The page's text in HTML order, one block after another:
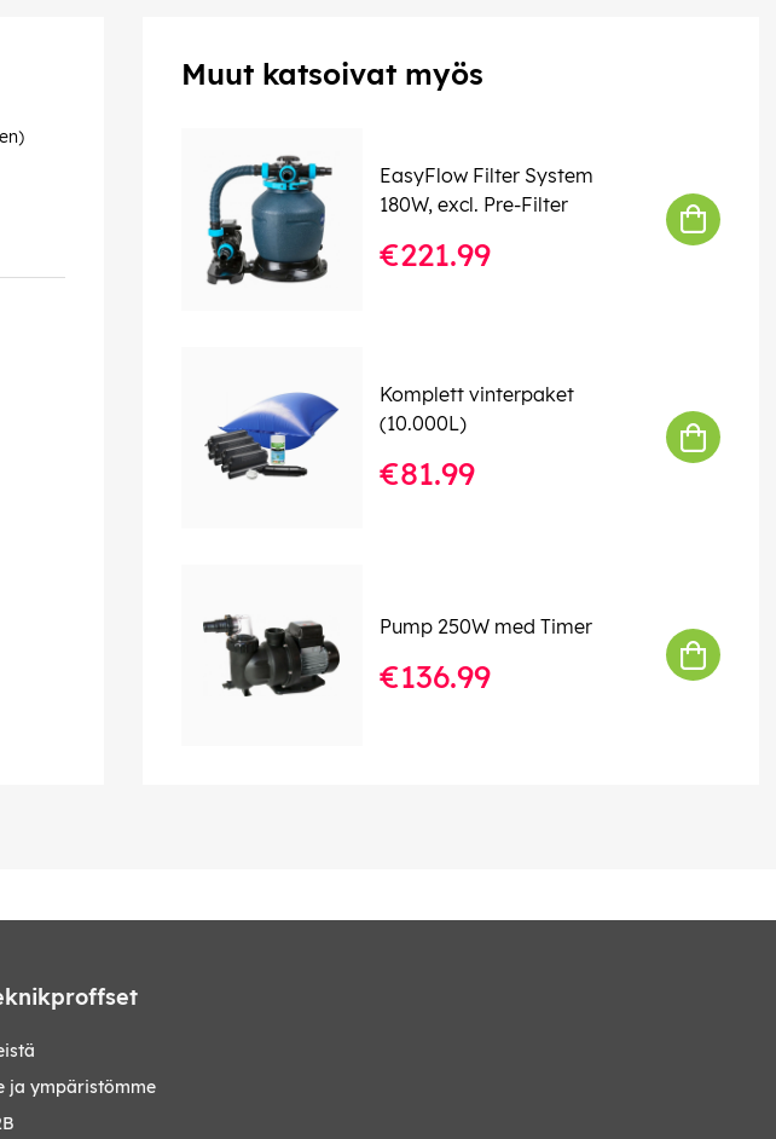
Muut katsoivat myös
EasyFlow Filter System
180W, excl. Pre-Filter
€221.99
Komplett vinterpaket
(10.000L)
€81.99
Pump 250W med Timer
€136.99
ja ympäristömme